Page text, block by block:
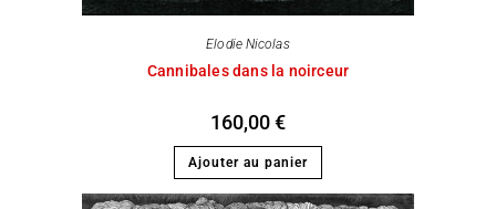
Elodie Nicolas
Cannibales dans la noirceur
160,00€
Ajouter au panier